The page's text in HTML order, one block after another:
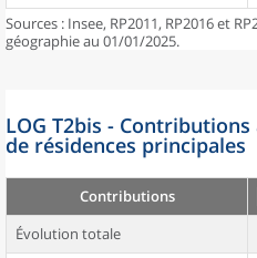
Sources : Insee, RP2011, RP2016 et
géographie au 01/01/2025.
LOG T2bis -
de résidences principales
Contributions
Évolution totale